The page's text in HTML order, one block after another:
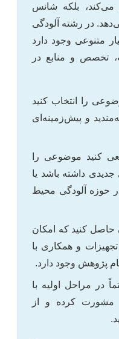
می‌کند، بلکه شانس
در رشته آلودگی
متنوعی وجود دارد
تخصص و منابع در
را انتخاب کنید
و پیش‌زمینه‌ای
کنید موضوعی را
جدیدی داشته باشد یا
حوزه آلودگی محیط
حاصل کنید که امکان
و همکاری با
پژوهش وجود دارد.
در مراحل اولیه با
مشورت کرده و از